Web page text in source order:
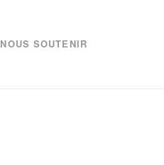
NOUS SOUTENIR